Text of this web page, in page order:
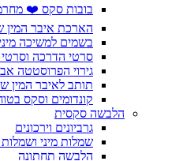
בובות סקס ❤️
הארכת איבר המין
בשמים למשיכה
סרטי הדרכה
גירוי הפרוסטטה
תותב לאיבר המין
קונדומים וסקס
הלבשה סקסית
גרביונים וירכונים
שמלות מיני
הלבשה תחתונה